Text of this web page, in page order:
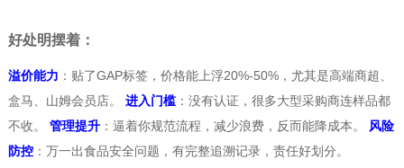
好处明摆着：
溢价能力 ：贴了GAP标签，价格能上浮20%-50%，尤其是高端商超、
盒马、山姆会员店。 进入门槛：没有认证，很多大型采购商连样品都
不收。 管理提升：逼着你规范流程，减少浪费，反而能降成本。
风险
防控：万一出食品安全问题，有完整追溯记录，责任好划分。